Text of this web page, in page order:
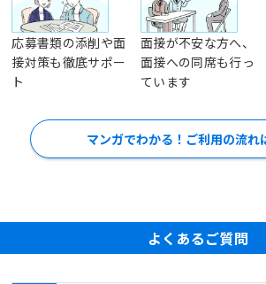
応募書類の添削や面
接対策も徹底サポー
ト
面接が不安な方へ、
面接への同席も行っ
ています
マンガでわかる！ご利用の流れ
よくあるご質問